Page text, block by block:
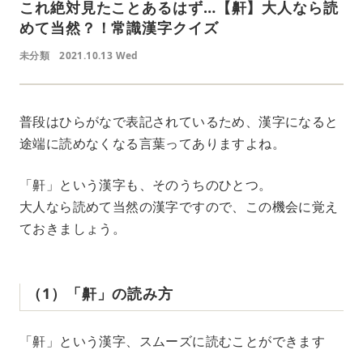
これ絶対見たことあるはず…【鼾】大人なら読
めて当然？！常識漢字クイズ
未分類 2021.10.13 Wed
普段はひらがなで表記されているため、漢字になると
途端に読めなくなる言葉ってありますよね。
「鼾」という漢字も、そのうちのひとつ。
大人なら読めて当然の漢字ですので、この機会に覚え
ておきましょう。
（1）「鼾」の読み方
「鼾」という漢字、スムーズに読むことができます